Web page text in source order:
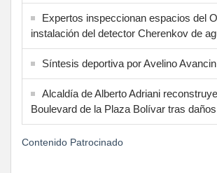
Expertos inspeccionan espacios del
instalación del detector Cherenkov de
Síntesis deportiva por Avelino Avancin
Alcaldía de Alberto Adriani
Boulevard de la Plaza Bolívar tras
Contenido Patrocinado